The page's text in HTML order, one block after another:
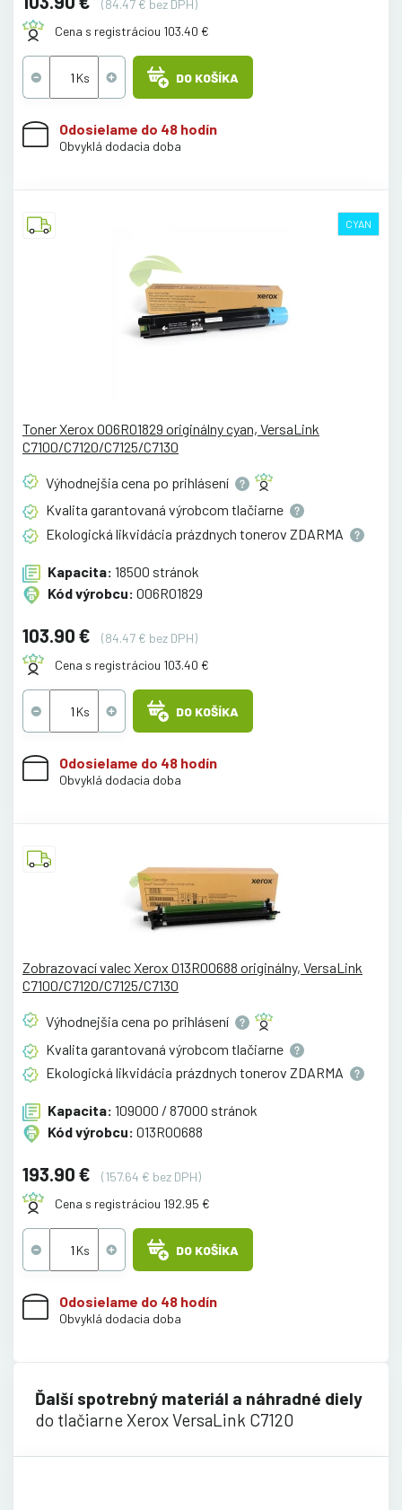
(84.47 € bez DPH)
Cena s registráciou 103.40 €
DO KOŠÍKA
Odosielame do 48 hodín
Obvyklá dodacia doba
CYAN
Toner Xerox 006R01829 originálny cyan, VersaLink
C7100/C7120/C7125/C7130
Výhodnejšia cena po prihlásení
Kvalita garantovaná výrobcom tlačiarne
Ekologická likvidácia prázdnych tonerov ZDARMA
Kapacita: 18500 stránok
Kód výrobcu: 006R01829
103.90 €
(84.47 € bez DPH)
Cena s registráciou 103.40 €
DO KOŠÍKA
Odosielame do 48 hodín
Obvyklá dodacia doba
Zobrazovací valec Xerox 013R00688 originálny, VersaLink
C7100/C7120/C7125/C7130
Výhodnejšia cena po prihlásení
Kvalita garantovaná výrobcom tlačiarne
Ekologická likvidácia prázdnych tonerov ZDARMA
Kapacita: 109000 / 87000 stránok
Kód výrobcu: 013R00688
193.90 €
(157.64 € bez DPH)
Cena s registráciou 192.95 €
DO KOŠÍKA
Odosielame do 48 hodín
Obvyklá dodacia doba
Ďalší spotrebný materiál a náhradné diely
do tlačiarne Xerox VersaLink C7120